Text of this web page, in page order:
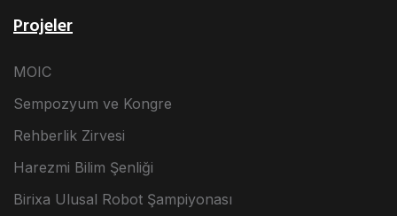
Projeler
MOIC
Sempozyum ve Kongre
Rehberlik Zirvesi
Harezmi Bilim Şenliği
Birixa Ulusal Robot Şampiyonası